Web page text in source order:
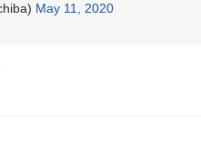
May 11, 2020